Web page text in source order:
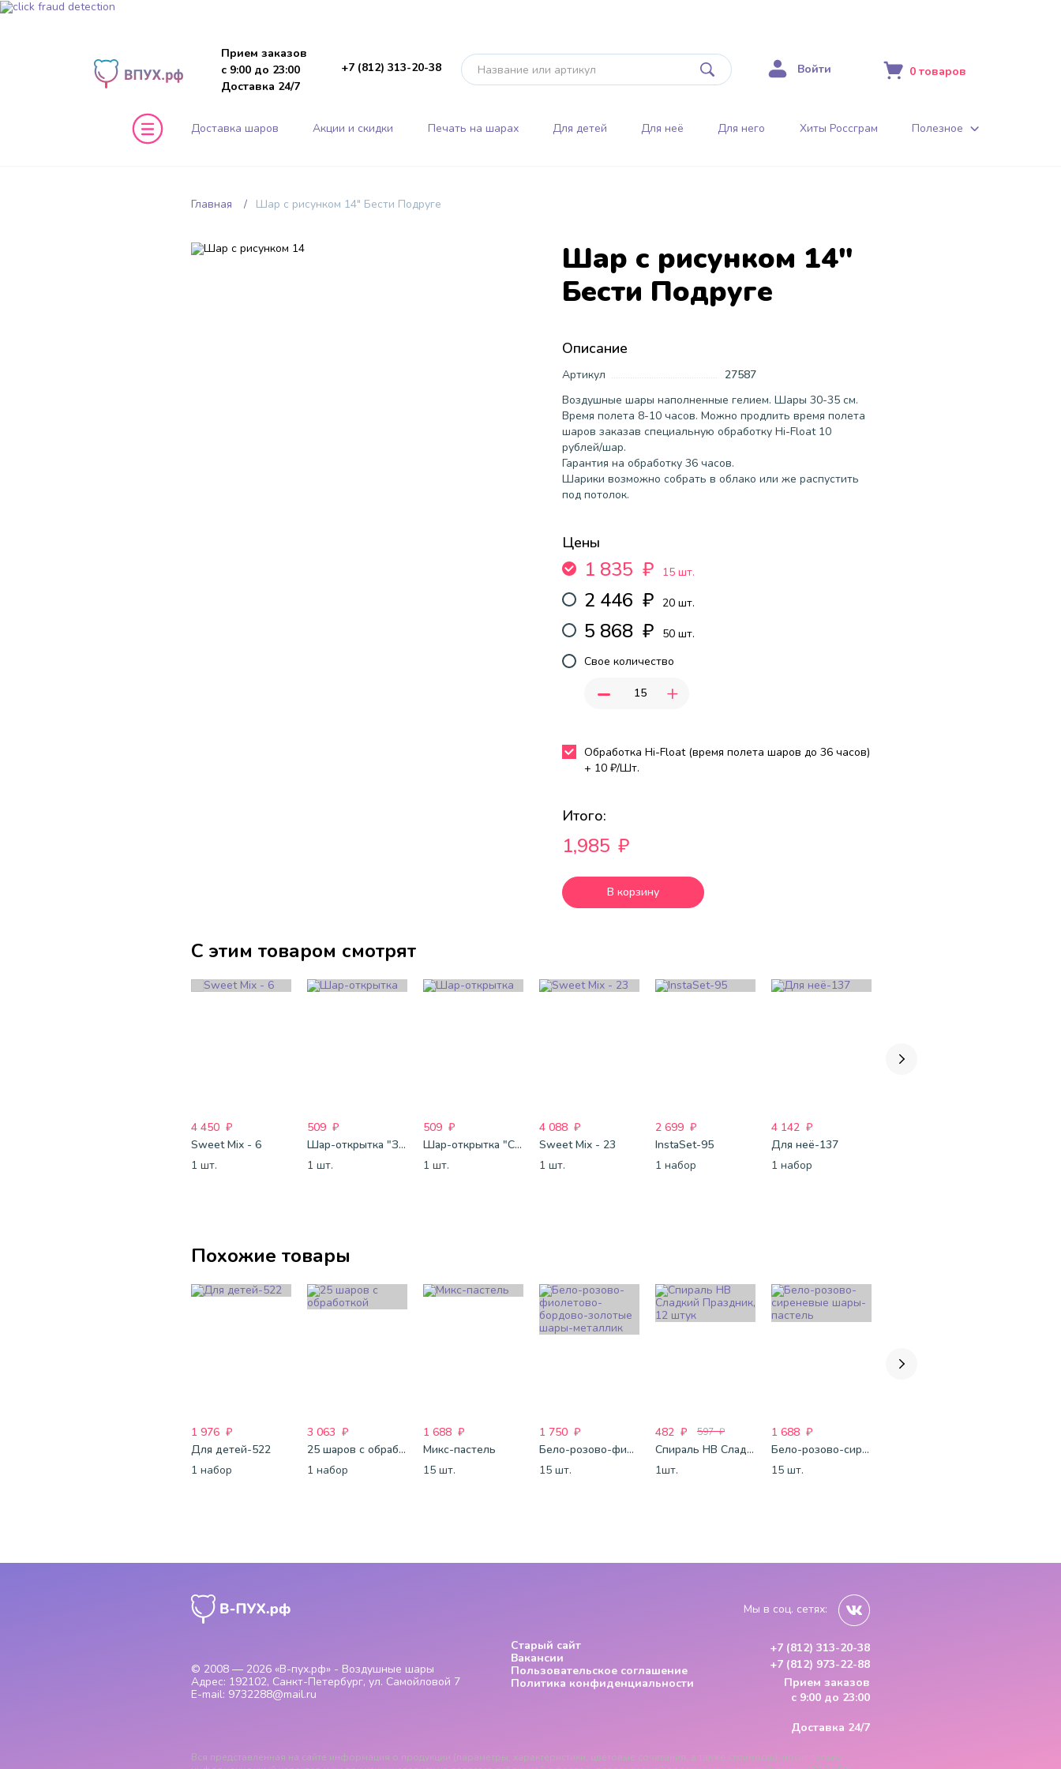
Прием заказов
с 9:00 до 23:00
Доставка 24/7
+7 (812) 313-20-38 Войти 0 товаров
Доставка шаров Акции и скидки Печать на шарах Для детей Для неё Для него Хиты Россграм Полезное
Главная Шар с рисунком 14" Бести Подруге
Шар с рисунком 14"
Бести Подруге
Описание
Артикул
27587
Воздушные шары наполненные гелием. Шары 30-35 см.
Время полета 8-10 часов. Можно продлить время полета
шаров заказав специальную обработку Hi-Float 10
рублей/шар.
Гарантия на обработку 36 часов.
Шарики возможно собрать в облако или же распустить
под потолок.
Цены
1 835 ₽ 15 шт.
2 446 ₽ 20 шт.
5 868 ₽
50 шт.
Свое количество
- +
Обработка Hi-Float (время полета шаров до 36 часов)
+ 10 ₽/Шт.
Итого:
1,985 ₽
В корзину
С этим товаром смотрят
4 450 ₽
Sweet Mix - 6
1 шт.
509 ₽
Шар-открытка "Звезда" (45 см) - 1
1 шт.
509 ₽
Шар-открытка "Сердце" (45 см) - 2
1 шт.
4 088 ₽
Sweet Mix - 23
1 шт.
2 699 ₽
InstaSet-95
1 набор
4 142 ₽
Для неё-137
1 набор
Похожие товары
1 976 ₽
Для детей-522
1 набор
3 063 ₽
25 шаров с обработкой
1 набор
1 688 ₽
Микс-пастель
15 шт.
1 750 ₽
Бело-розово-фиолетово-бордово-золотые шары-металлик
15 шт.
482 ₽ 597 ₽
Спираль HB Сладкий Праздник, 12 штук
1шт.
1 688 ₽
Бело-розово-сиреневые шары-пастель
15 шт.
© 2008 — 2026 «В-пух.рф» - Воздушные шары
Адрес: 192102, Санкт-Петербург, ул. Самойловой 7
E-mail: 9732288@mail.ru
Старый сайт
Вакансии
Пользовательское соглашение
Политика конфиденциальности
Мы в соц. сетях:
+7 (812) 313-20-38
+7 (812) 973-22-88
Прием заказов
с 9:00 до 23:00
Доставка 24/7
Вся представленная на сайте информация о продукции (параметры, характеристики, цветовые сочетания, а также стоимость), носит только